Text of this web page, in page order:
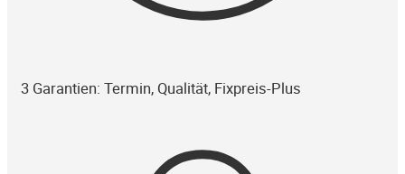
3 Garantien: Termin, Qualität, Fixpreis-Plus